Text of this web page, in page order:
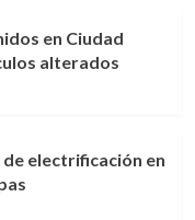
en Ciudad
alterados
electrificación en